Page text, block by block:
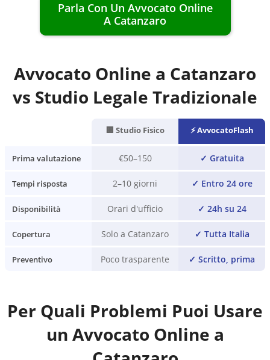
Parla Con Un Avvocato Online
A Catanzaro
Avvocato Online a Catanzaro
vs Studio Legale Tradizionale
🏢 Studio Fisico ⚡ AvvocatoFlash
Prima valutazione €50–150 ✓ Gratuita
Tempi risposta 2–10 giorni ✓ Entro 24 ore
Disponibilità Orari d'ufficio ✓ 24h su 24
Copertura Solo a Catanzaro ✓ Tutta Italia
Preventivo Poco trasparente ✓ Scritto, prima
Per Quali Problemi Puoi Usare
un Avvocato Online a